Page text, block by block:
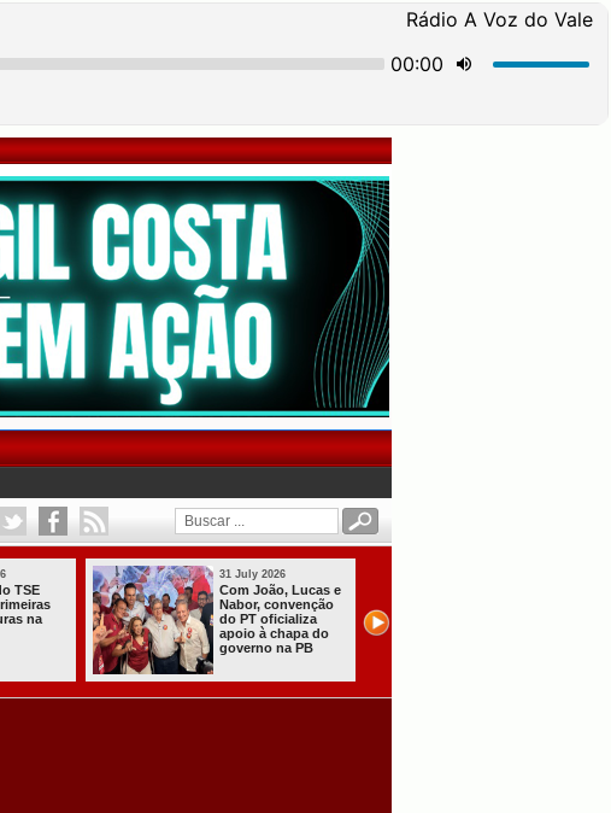
TSE
na
31 July 2026
Com João, Lucas e
Nabor, convenção
do PT oficializa
apoio à chapa do
governo na PB